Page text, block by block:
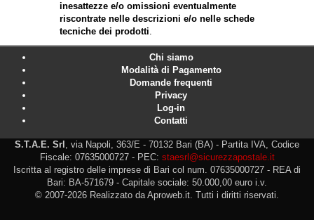
inesattezze e/o omissioni eventualmente
riscontrate nelle descrizioni e/o nelle schede
tecniche dei prodotti.
Chi siamo
Modalità di Pagamento
Domande frequenti
Privacy
Log-in
Contatti
S.T.A.E. Srl , via Napoli, 363/E - 70132 Bari (BA) - Partita IVA, Codice
Fiscale: 07635000727 - PEC: staesrl@sicurezzapostale.it
Iscritta al registro delle imprese di Bari col num. 07635000727 - REA di
Bari: BA-571679 - Capitale sociale: 50.000,00 euro i.v.
© 2007-2026 Realizzato da Aproweb.it. Tutti i diritti riservati.